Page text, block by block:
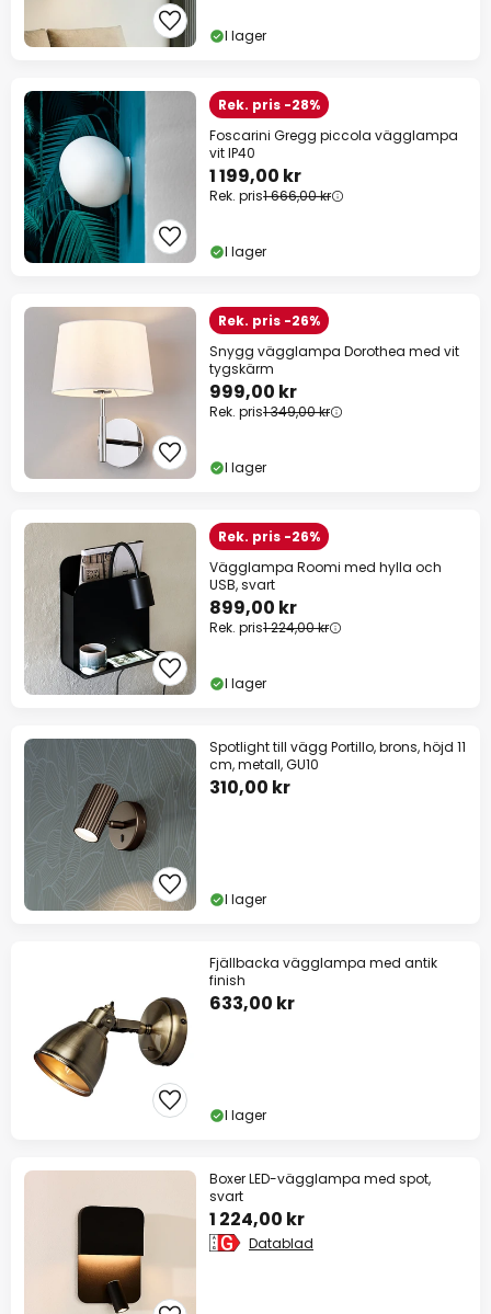
I lager
Rek. pris -28%
Foscarini Gregg piccola vägglampa
vit IP40
1 199,00 kr
Rek. pris1 666,00 kr
I lager
Rek. pris -26%
Snygg vägglampa Dorothea med vit
tygskärm
999,00 kr
Rek. pris1 349,00 kr
I lager
Rek. pris -26%
Vägglampa Roomi med hylla och
USB, svart
899,00 kr
Rek. pris1 224,00 kr
I lager
Spotlight till vägg Portillo, brons, höjd 11
cm, metall, GU10
310,00 kr
I lager
Fjällbacka vägglampa med antik
finish
633,00 kr
I lager
Boxer LED-vägglampa med spot,
svart
1 224,00 kr
Datablad